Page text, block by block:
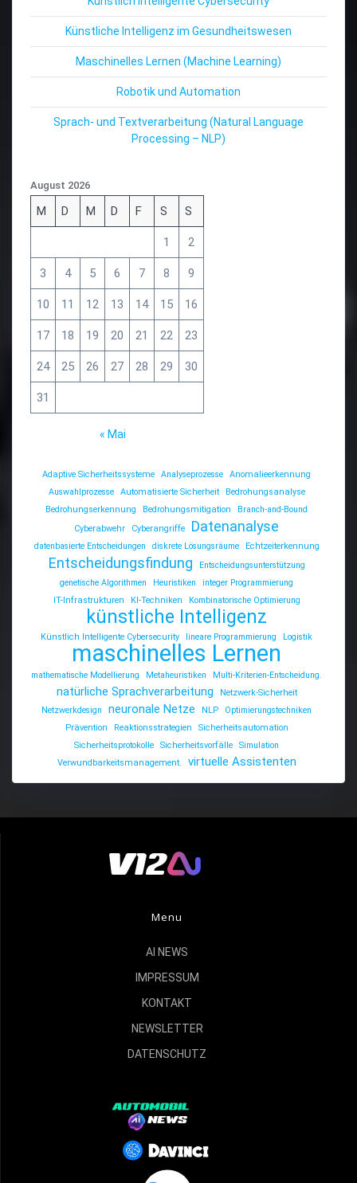
Künstliche Intelligenz im Gesundheitswesen
Maschinelles Lernen (Machine Learning)
Robotik und Automation
Sprach- und Textverarbeitung (Natural Language
Processing – NLP)
August 2026
M D M D F S S
1 2
3 4 5 6 7 8 9
10 11 12 13 14 15 16
17 18 19 20 21 22 23
24 25 26 27 28 29 30
31
« Mai
Adaptive Sicherheitssysteme Analyseprozesse
Anomalieerkennung
Auswahlprozesse
Automatisierte Sicherheit
Bedrohungsanalyse
Bedrohungserkennung
Bedrohungsmitigation
Branch-and-Bound
Cyberabwehr
Cyberangriffe Datenanalyse
datenbasierte Entscheidungen diskrete Lösungsräume Echtzeiterkennung
Entscheidungsfindung
Entscheidungsunterstützung
genetische Algorithmen
Heuristiken
integer Programmierung
IT-Infrastrukturen
KI-Techniken Kombinatorische Optimierung
künstliche Intelligenz
Künstlich Intelligente Cybersecurity lineare Programmierung Logistik
maschinelles Lernen
mathematische Modellierung Metaheuristiken Multi-Kriterien-Entscheidung.
natürliche Sprachverarbeitung
Netzwerk-Sicherheit
Netzwerkdesign
neuronale Netze NLP
Optimierungstechniken
Prävention
Reaktionsstrategien
Sicherheitsautomation
Sicherheitsprotokolle
Sicherheitsvorfälle
Simulation
Verwundbarkeitsmanagement.
virtuelle Assistenten
Menu
AI NEWS
IMPRESSUM
KONTAKT
NEWSLETTER
DATENSCHUTZ